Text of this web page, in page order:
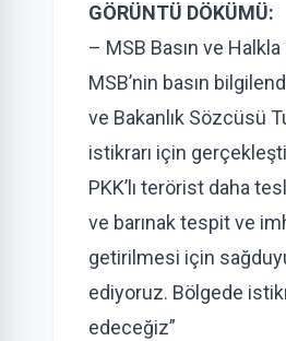
GÖRÜNTÜ DÖKÜMÜ:
– MSB Basın ve
MSB’nin basın
ve Bakanlık Sözcüsü
istikrarı için
PKK’lı terörist daha
ve barınak tespit ve
getirilmesi için
ediyoruz. Bölgede
edeceğiz”